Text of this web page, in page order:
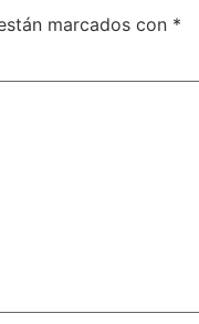
marcados con *